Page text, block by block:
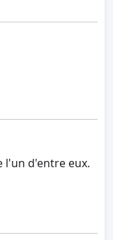
l'un d'entre eux.